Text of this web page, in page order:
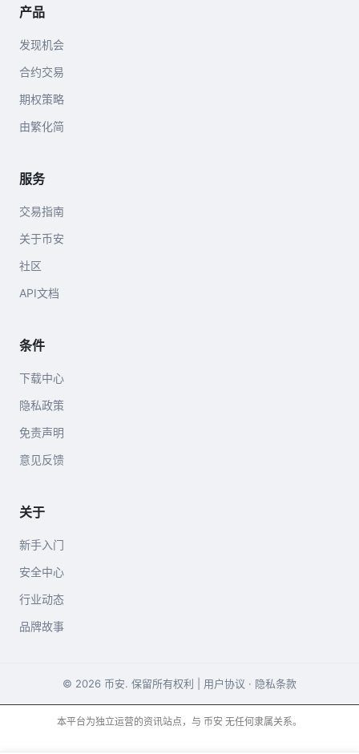
产品
发现机会
合约交易
期权策略
由繁化简
服务
交易指南
关于币安
社区
API文档
条件
下载中心
隐私政策
免责声明
意见反馈
关于
新手入门
安全中心
行业动态
品牌故事
© 2026 币安. 保留所有权利 | 用户协议 · 隐私条款
本平台为独立运营的资讯站点，与 币安 无任何隶属关系。